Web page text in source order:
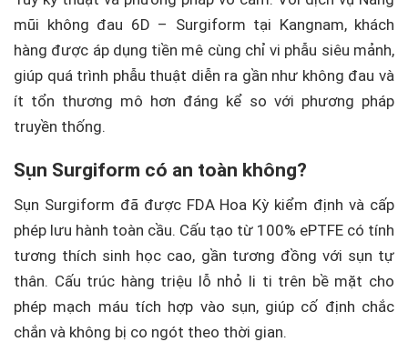
mũi không đau 6D – Surgiform tại Kangnam, khách
hàng được áp dụng tiền mê cùng chỉ vi phẫu siêu mảnh,
giúp quá trình phẫu thuật diễn ra gần như không đau và
ít tổn thương mô hơn đáng kể so với phương pháp
truyền thống.
Sụn Surgiform có an toàn không?
Sụn Surgiform đã được FDA Hoa Kỳ kiểm định và cấp
phép lưu hành toàn cầu. Cấu tạo từ 100% ePTFE có tính
tương thích sinh học cao, gần tương đồng với sụn tự
thân. Cấu trúc hàng triệu lỗ nhỏ li ti trên bề mặt cho
phép mạch máu tích hợp vào sụn, giúp cố định chắc
chắn và không bị co ngót theo thời gian.